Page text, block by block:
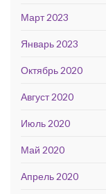
Март 2023
Январь 2023
Октябрь 2020
Август 2020
Июль 2020
Май 2020
Апрель 2020